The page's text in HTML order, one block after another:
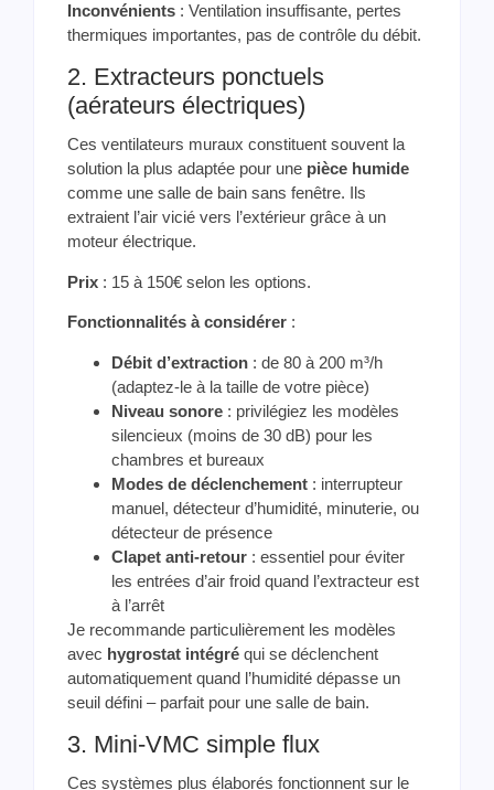
Inconvénients : Ventilation insuffisante, pertes
thermiques importantes, pas de contrôle du débit.
2. Extracteurs ponctuels
(aérateurs électriques)
Ces ventilateurs muraux constituent souvent la
solution la plus adaptée pour une pièce humide
comme une salle de bain sans fenêtre. Ils
extraient l’air vicié vers l’extérieur grâce à un
moteur électrique.
Prix : 15 à 150€ selon les options.
Fonctionnalités à considérer :
Débit d’extraction : de 80 à 200 m³/h
(adaptez-le à la taille de votre pièce)
Niveau sonore : privilégiez les modèles
silencieux (moins de 30 dB) pour les
chambres et bureaux
Modes de déclenchement : interrupteur
manuel, détecteur d’humidité, minuterie, ou
détecteur de présence
Clapet anti-retour : essentiel pour éviter
les entrées d’air froid quand l’extracteur est
à l’arrêt
Je recommande particulièrement les modèles
avec hygrostat intégré qui se déclenchent
automatiquement quand l’humidité dépasse un
seuil défini – parfait pour une salle de bain.
3. Mini-VMC simple flux
Ces systèmes plus élaborés fonctionnent sur le